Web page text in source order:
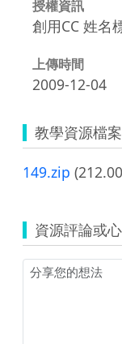
授權資訊
創用CC 姓名
上傳時間
2009-12-04
教學資源檔
149.zip
資源評論或